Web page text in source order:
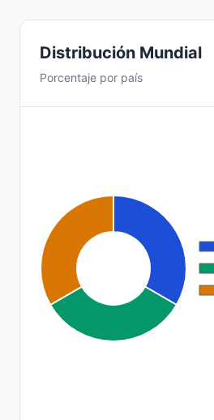
Distribución Mundial
Porcentaje por país